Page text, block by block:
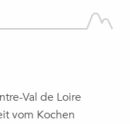
Val de Loire
vom Kochen